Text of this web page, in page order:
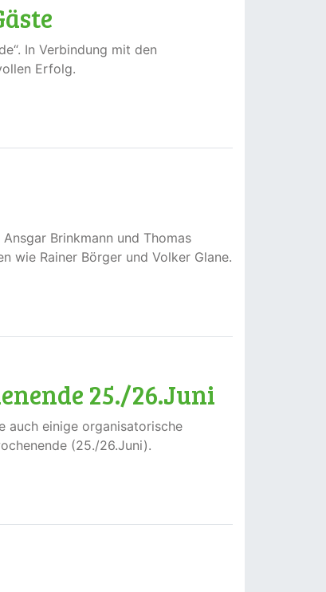
In Verbindung mit den
Erfolg.
Brinkmann und Thomas
wie Rainer Börger und Volker Glane.
25./26.Juni
auch einige organisatorische
(25./26.Juni).